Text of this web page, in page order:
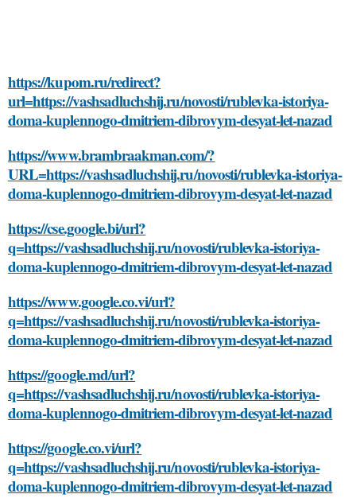
https://kupom.ru/redirect?
url=https://vashsadluchshij.ru/novosti/rublevka-istoriya-
doma-kuplennogo-dmitriem-dibrovym-desyat-let-nazad
https://www.brambraakman.com/?
URL=https://vashsadluchshij.ru/novosti/rublevka-istoriya-
doma-kuplennogo-dmitriem-dibrovym-desyat-let-nazad
https://cse.google.bi/url?
q=https://vashsadluchshij.ru/novosti/rublevka-istoriya-
doma-kuplennogo-dmitriem-dibrovym-desyat-let-nazad
https://www.google.co.vi/url?
q=https://vashsadluchshij.ru/novosti/rublevka-istoriya-
doma-kuplennogo-dmitriem-dibrovym-desyat-let-nazad
https://google.md/url?
q=https://vashsadluchshij.ru/novosti/rublevka-istoriya-
doma-kuplennogo-dmitriem-dibrovym-desyat-let-nazad
https://google.co.vi/url?
q=https://vashsadluchshij.ru/novosti/rublevka-istoriya-
doma-kuplennogo-dmitriem-dibrovym-desyat-let-nazad